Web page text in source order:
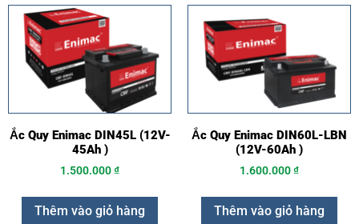
Ắc Quy Enimac DIN45L (12V-
45Ah )
1.500.000₫
Thêm vào giỏ hàng
Ắc Quy Enimac DIN60L-LBN
(12V-60Ah )
1.600.000₫
Thêm vào giỏ hàng